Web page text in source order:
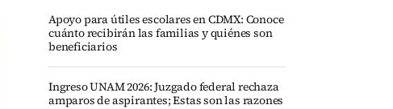
Apoyo para útiles escolares en CDMX: Conoce
cuánto recibirán las familias y quiénes son
beneficiarios
Ingreso UNAM 2026: Juzgado federal rechaza
amparos de aspirantes; Estas son las razones